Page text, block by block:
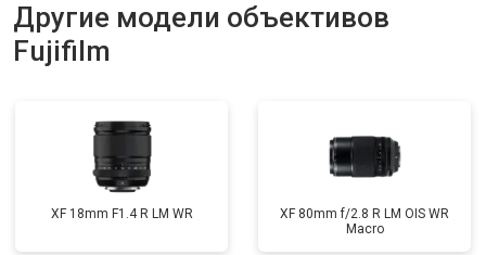
Другие модели объективов
Fujifilm
XF 18mm F1.4 R LM WR
XF 80mm f/2.8 R LM OIS WR
Macro